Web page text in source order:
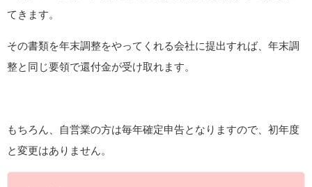
てきます。
その書類を年末調整をやってくれる会社に提出すれば、年末調
整と同じ要領で還付金が受け取れます。
もちろん、自営業の方は毎年確定申告となりますので、初年度
と変更はありません。